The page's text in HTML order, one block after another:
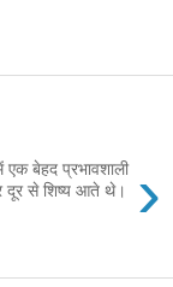
›
बेहद प्रभावशाली
दूर से शिष्य आते थे।